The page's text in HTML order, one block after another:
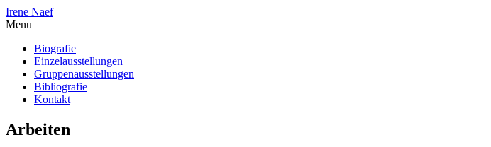
Irene Naef
Menu
Biografie
Einzelausstellungen
Gruppenausstellungen
Bibliografie
Kontakt
Arbeiten